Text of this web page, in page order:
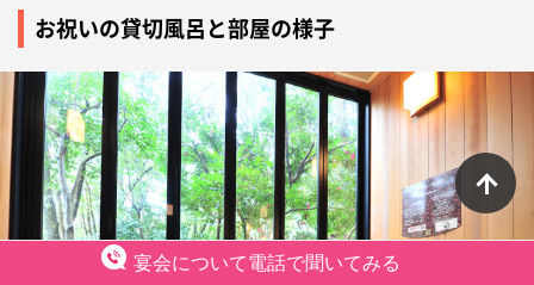
宴会について電話で聞いてみる
お祝いの貸切風呂と部屋の様子